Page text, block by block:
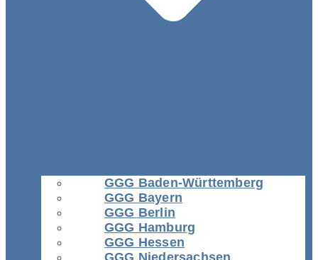
GGG Baden-Württemberg
GGG Bayern
GGG Berlin
GGG Hamburg
GGG Hessen